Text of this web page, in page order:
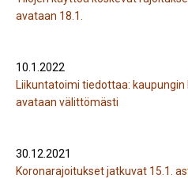
avataan 18.1.
10.1.2022
Liikuntatoimi tiedottaa:
avataan välittömästi
30.12.2021
Koronarajoitukset jatkuvat 15.1.